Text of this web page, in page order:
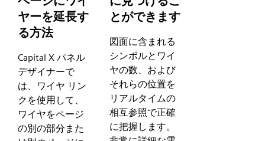
ヤーを延長す
る方法
Capital X パネル
デザイナーで
は、ワイヤ リン
クを使用して、
ワイヤをページ
の別の部分また
とができます
図面に含まれる
シンボルとワイ
ヤの数、および
それらの位置を
リアルタイムの
相互参照で正確
に把握します。